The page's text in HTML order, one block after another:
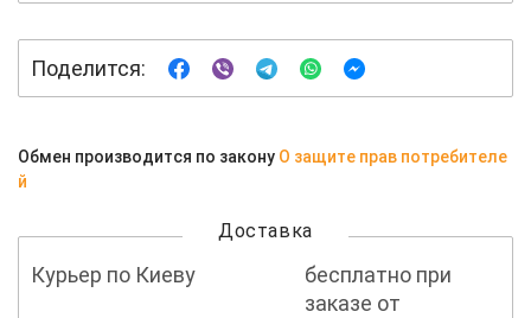
Поделится:
Обмен производится по закону О защите прав потребителе
й
Доставка
Курьер по Киеву
бесплатно при
заказе от